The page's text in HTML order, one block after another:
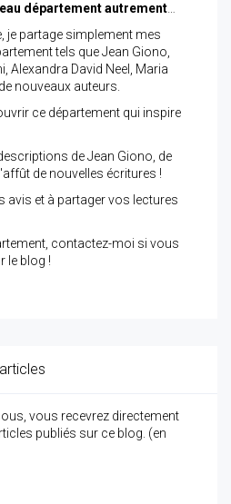
département autrement
je partage simplement mes
tels que Jean Giono,
Alexandra David Neel, Maria
nouveaux auteurs.
ce département qui inspire
de Jean Giono, de
de nouvelles écritures !
avis et à partager vos lectures
contactez-moi si vous
le blog !
vous recevrez directement
publiés sur ce blog. (en